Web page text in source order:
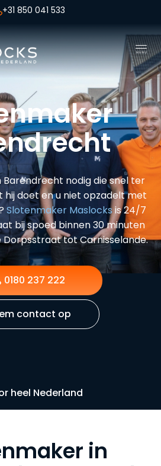
+31 850 041 533
Barendrecht nodig die snel ter
hij doet en u niet opzadelt met
Slotenmaker Maslocksis 24/7
bij spoed binnen 30 minuten
Dorpsstraat tot Carnisselande.
0180 237 222
contact op
heel Nederland
in